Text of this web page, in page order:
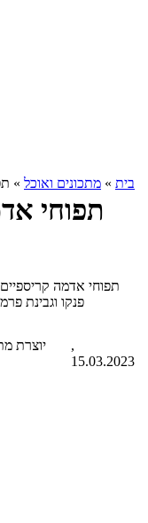
בית » מתכונים ואוכל »
תפוחי
תפוחי אדמה קריספיים
פנקו וגבינת פרמזן, 494 קלוריות למנה, 134 קלוריות
,
15.03.2023